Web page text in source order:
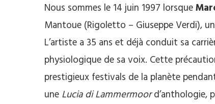
Nous sommes le 14 juin 1997 lorsque
Mantoue (Rigoletto – Giuseppe Verdi),
L’artiste a 35 ans et déjà conduit sa
physiologique de sa voix. Cette
prestigieux festivals de la planète
une Lucia di Lammermoord’anthologie,